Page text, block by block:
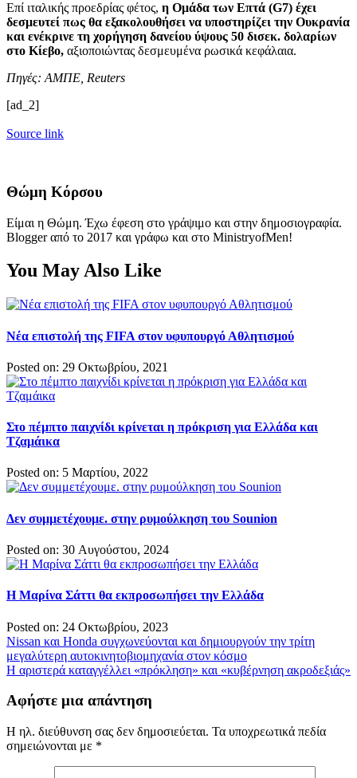
Επί ιταλικής προεδρίας φέτος, η Ομάδα των Επτά (G7) έχει
δεσμευτεί πως θα εξακολουθήσει να υποστηρίζει την Ουκρανία
και ενέκρινε τη χορήγηση δανείου ύψους 50 δισεκ. δολαρίων
στο Κίεβο, αξιοποιώντας δεσμευμένα ρωσικά κεφάλαια.
Πηγές: ΑΜΠΕ, Reuters
[ad_2]
Source link
Θώμη Κόρσου
Είμαι η Θώμη. Έχω έφεση στο γράψιμο και στην δημοσιογραφία.
Blogger από το 2017 και γράφω και στο MinistryofMen!
You May Also Like
Νέα επιστολή της FIFA στον υφυπουργό Αθλητισμού
Posted on: 29 Οκτωβρίου, 2021
Στο πέμπτο παιχνίδι κρίνεται η πρόκριση για Ελλάδα και
Τζαμάικα
Posted on: 5 Μαρτίου, 2022
Δεν συμμετέχουμε. στην ρυμούλκηση του Sounion
Posted on: 30 Αυγούστου, 2024
Η Μαρίνα Σάττι θα εκπροσωπήσει την Ελλάδα
Posted on: 24 Οκτωβρίου, 2023
Πλοήγηση
άρθρων
Nissan και Honda συγχωνεύονται και δημιουργούν την τρίτη
μεγαλύτερη αυτοκινητοβιομηχανία στον κόσμο
Η αριστερά καταγγέλλει «πρόκληση» και «κυβέρνηση ακροδεξιάς»
Αφήστε μια απάντηση
Η ηλ. διεύθυνση σας δεν δημοσιεύεται. Τα υποχρεωτικά πεδία
σημειώνονται με *